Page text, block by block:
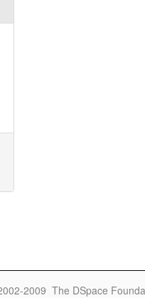
2009 The DSpace